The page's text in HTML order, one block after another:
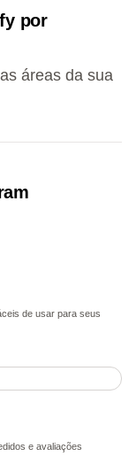
por
áreas da sua
de usar para seus
e avaliações